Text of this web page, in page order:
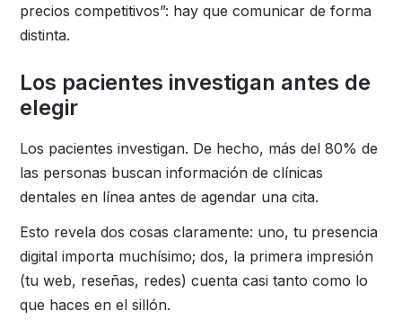
precios competitivos”: hay que comunicar de forma
distinta.
Los pacientes investigan antes de
elegir
Los pacientes investigan. De hecho, más del 80% de
las personas buscan información de clínicas
dentales en línea antes de agendar una cita.
Esto revela dos cosas claramente: uno, tu presencia
digital importa muchísimo; dos, la primera impresión
(tu web, reseñas, redes) cuenta casi tanto como lo
que haces en el sillón.